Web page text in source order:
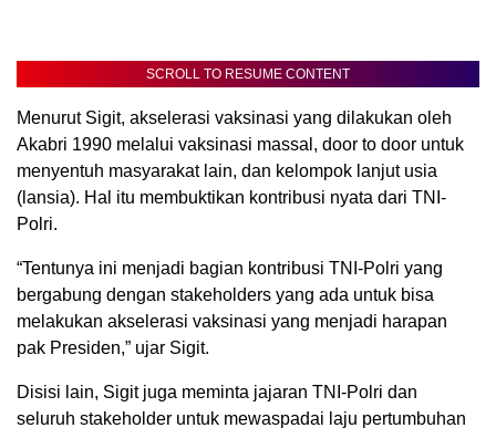
SCROLL TO RESUME CONTENT
Menurut Sigit, akselerasi vaksinasi yang dilakukan oleh
Akabri 1990 melalui vaksinasi massal, door to door untuk
menyentuh masyarakat lain, dan kelompok lanjut usia
(lansia). Hal itu membuktikan kontribusi nyata dari TNI-
Polri.
“Tentunya ini menjadi bagian kontribusi TNI-Polri yang
bergabung dengan stakeholders yang ada untuk bisa
melakukan akselerasi vaksinasi yang menjadi harapan
pak Presiden,” ujar Sigit.
Disisi lain, Sigit juga meminta jajaran TNI-Polri dan
seluruh stakeholder untuk mewaspadai laju pertumbuhan